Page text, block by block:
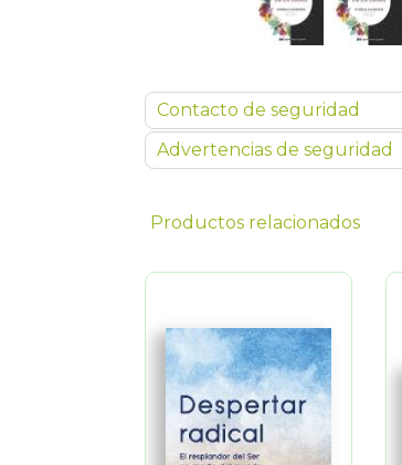
Contacto de seguridad
Advertencias de seguridad
Productos relacionados